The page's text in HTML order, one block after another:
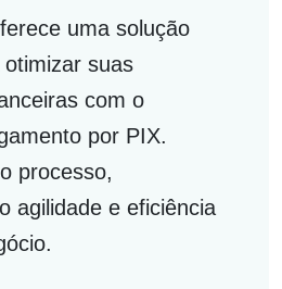
uma solução
suas
com o
por PIX.
processo,
agilidade e eficiência